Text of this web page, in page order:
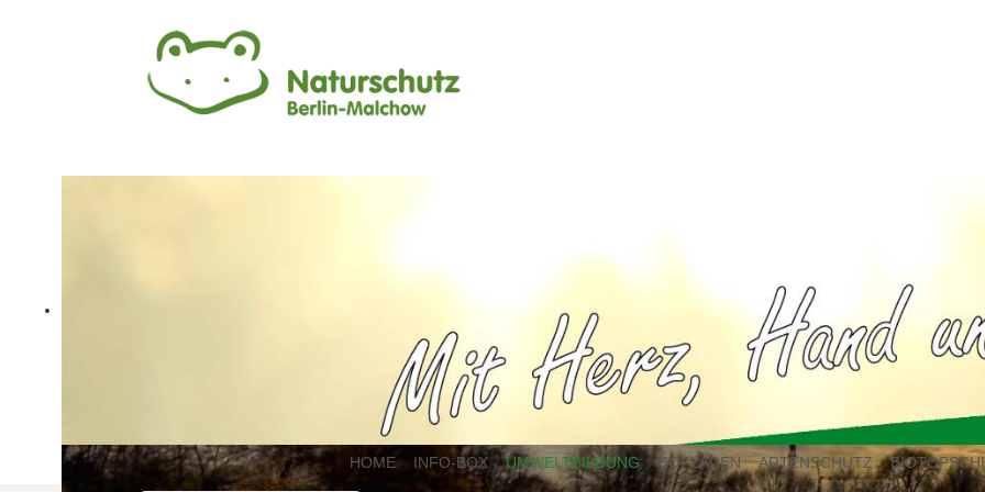
HOME INFO-BOX UMWELTBILDUNG HOFLADEN ARTENSCHUTZ